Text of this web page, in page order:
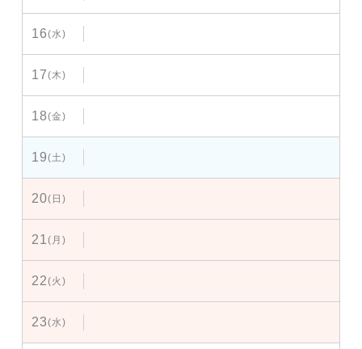
16(水)
17(木)
18(金)
19(土)
20(日)
21(月)
22(火)
23(水)